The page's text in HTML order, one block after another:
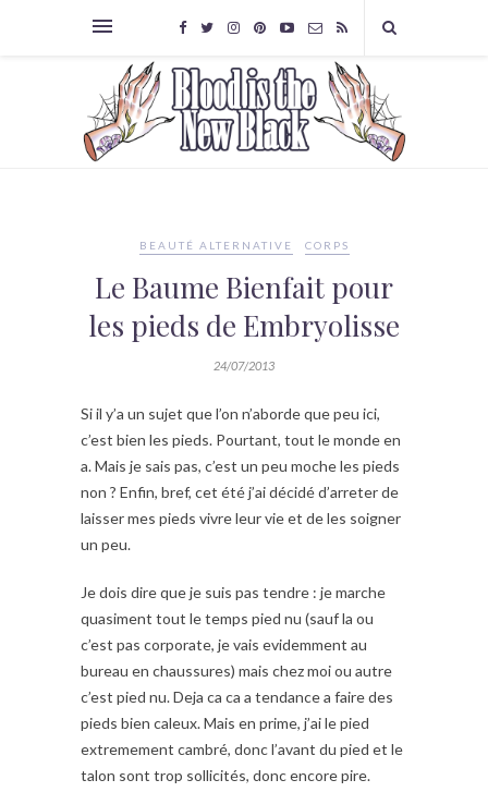
BEAUTÉ ALTERNATIVE CORPS
Le Baume Bienfait pour
les pieds de Embryolisse
24/07/2013
Si il y’a un sujet que l’on n’aborde que peu ici,
c’est bien les pieds. Pourtant, tout le monde en
a. Mais je sais pas, c’est un peu moche les pieds
non ? Enfin, bref, cet été j’ai décidé d’arreter de
laisser mes pieds vivre leur vie et de les soigner
un peu.
Je dois dire que je suis pas tendre : je marche
quasiment tout le temps pied nu (sauf la ou
c’est pas corporate, je vais evidemment au
bureau en chaussures) mais chez moi ou autre
c’est pied nu. Deja ca ca a tendance a faire des
pieds bien caleux. Mais en prime, j’ai le pied
extremement cambré, donc l’avant du pied et le
talon sont trop sollicités, donc encore pire.